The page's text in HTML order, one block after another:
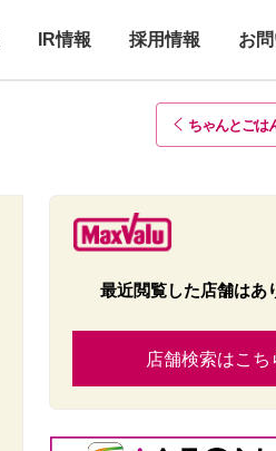
IR情報 採用情報 お
ちゃんとごは
最近閲覧した店舗はあ
店舗検索はこち